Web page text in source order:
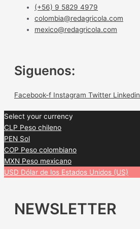
(+56) 9 5829 4979
colombia@redagricola.com
mexico@redagricola.com
Siguenos:
Facebook-f Instagram Twitter Linkedin
Select your currency
CLP Peso chileno
PEN Sol
COP Peso colombiano
MXN Peso mexicano
USD Dólar de los Estados Unidos (US)
NEWSLETTER